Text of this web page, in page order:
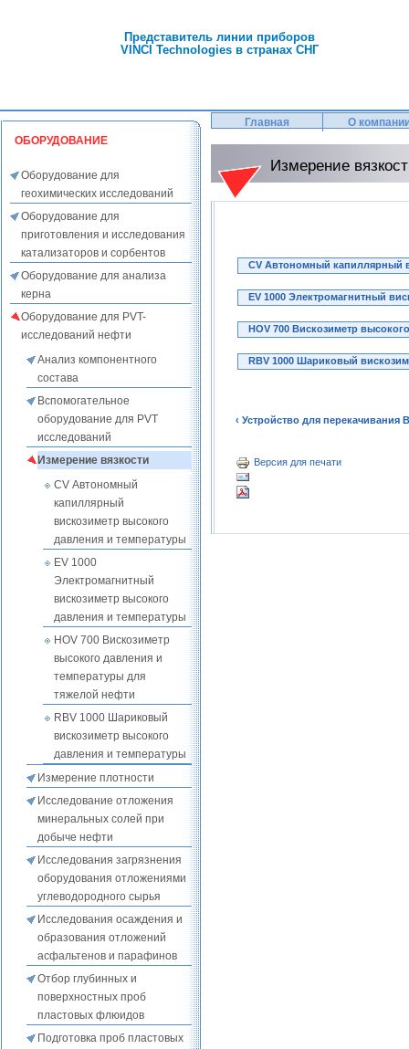
Представитель линии приборов
VINCI Technologies в странах СНГ
ОБОРУДОВАНИЕ
Оборудование для
геохимических исследований
Оборудование для
приготовления и исследования
катализаторов и сорбентов
Оборудование для анализа
керна
Оборудование для PVT-
исследований нефти
Анализ компонентного
состава
Вспомогательное
оборудование для PVT
исследований
Измерение вязкости
CV Автономный
капиллярный
вискозиметр высокого
давления и температуры
EV 1000
Электромагнитный
вискозиметр высокого
давления и температуры
HOV 700 Вискозиметр
высокого давления и
температуры для
тяжелой нефти
RBV 1000 Шариковый
вискозиметр высокого
давления и температуры
Измерение плотности
Исследование отложения
минеральных солей при
добыче нефти
Исследования загрязнения
оборудования отложениями
углеводородного сырья
Исследования осаждения и
образования отложений
асфальтенов и парафинов
Отбор глубинных и
поверхностных проб
пластовых флюидов
Подготовка проб пластовых
Главная О
Измерение
CV Автономный капиллярный
EV 1000 Электромагнитный
HOV 700 Вискозиметр
RBV 1000 Шариковый
‹ Устройство для перекачивания
Версия для печати